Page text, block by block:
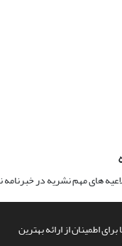
اطمینان از ارائه بهترین
های مهم نشریه در